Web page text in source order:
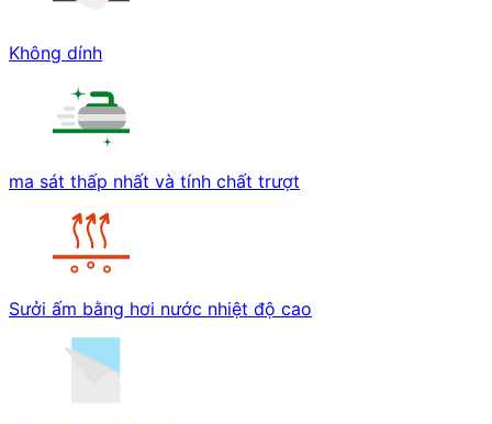
Không dính
ma sát thấp nhất và tính chất trượt
Sưởi ấm bằng hơi nước nhiệt độ cao